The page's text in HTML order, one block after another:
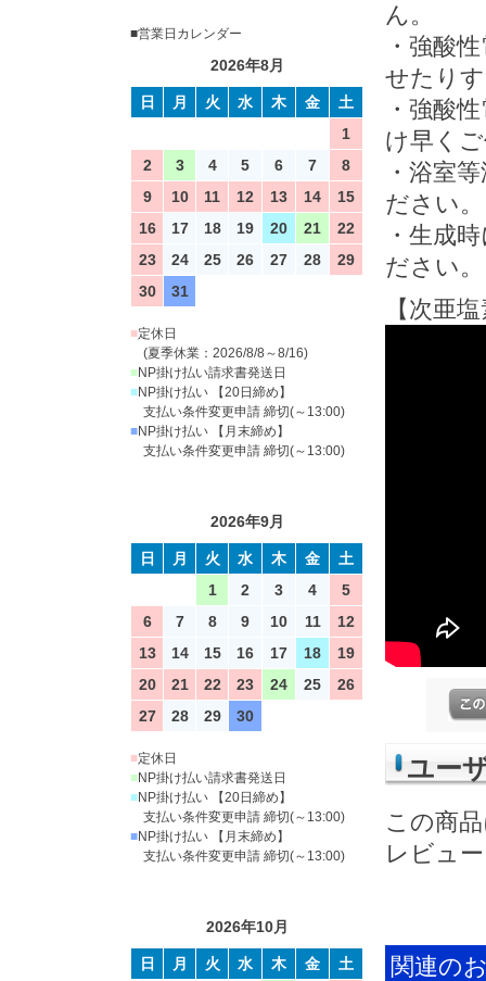
ん。
・強酸
せたり
・強酸
け早く
・浴室
ださい。
・生成
ださい。
【次亜
ユー
この商
レビュ
関連の
■営業日カレンダー
2026年8月
日 月 火 水 木 金
土
1
2
3 4 5 6 7
8
9
10 11 12 13 14
15
16
17 18 19 20 21
22
23
24 25 26 27 28
29
30
31
■定休日
(夏季休業：2026/8/8～8/16)
■NP掛け払い請求書発送日
■NP掛け払い 【20日締め】
支払い条件変更申請 締切(～13:00)
■NP掛け払い 【月末締め】
支払い条件変更申請 締切(～13:00)
2026年9月
日 月 火 水 木 金
土
1
2 3 4
5
6
7 8 9 10 11
12
13
14 15 16 17 18
19
20
21 22 23 24 25
26
27
28 29 30
■定休日
■NP掛け払い請求書発送日
■NP掛け払い 【20日締め】
支払い条件変更申請 締切(～13:00)
■NP掛け払い 【月末締め】
支払い条件変更申請 締切(～13:00)
2026年10月
日 月 火 水 木 金
土